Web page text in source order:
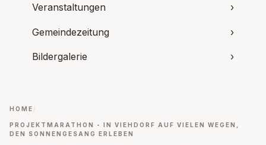
Veranstaltungen ›
Gemeindezeitung ›
Bildergalerie ›
HOME
PROJEKTMARATHON - IN VIEHDORF AUF VIELEN WEGEN,
DEN SONNENGESANG ERLEBEN